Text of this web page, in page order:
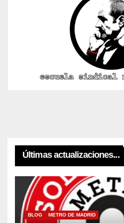
Últimas actualizaciones...
BLOG METRO DE MADRID